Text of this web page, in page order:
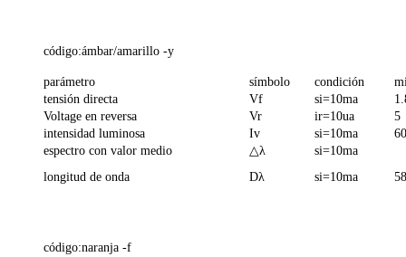
código:ámbar/amarillo -y
parámetro símbolo condición
tensión directa
Vf si=10ma
Voltage en reversa
Vr ir=10ua
5
intensidad luminosa
Iv si=10ma
60
espectro con valor medio
△λ
si=10ma
longitud de onda
Dλ si=10ma
código:naranja -f